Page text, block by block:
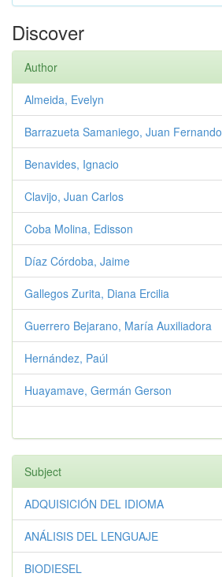
Discover
Author
Almeida, Evelyn
Barrazueta Samaniego, Juan Fernando
Benavides, Ignacio
Clavijo, Juan Carlos
Coba Molina, Edisson
Díaz Córdoba, Jaime
Gallegos Zurita, Diana Ercilia
Guerrero Bejarano, María Auxiliadora
Hernández, Paúl
Huayamave, Germán Gerson
Subject
ADQUISICIÓN DEL IDIOMA
ANÁLISIS DEL LENGUAJE
BIODIESEL